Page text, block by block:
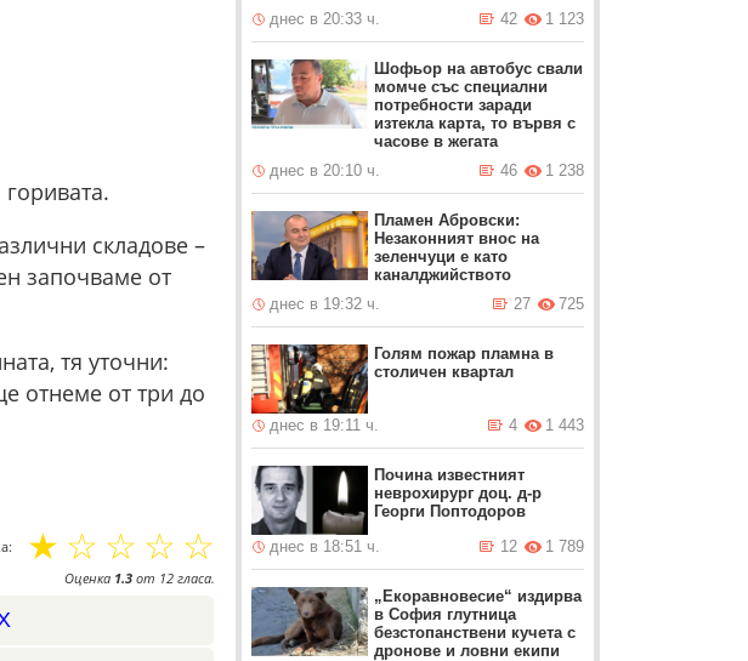
складове –
започваме от
тя уточни:
отнеме от три до
☆
☆
☆
☆
☆
Оценка 1.3от 12гласа.
днес в 20:33 ч.
1 123
42
Шофьор на автобус свали
момче със специални
потребности заради
изтекла карта, то вървя с
часове в жегата
днес в 20:10 ч.
1 238
46
Пламен Абровски:
Незаконният внос на
зеленчуци е като
каналджийството
днес в 19:32 ч.
725
27
Голям пожар пламна в
столичен квартал
днес в 19:11 ч. 1 443
4
Почина известният
неврохирург доц. д-р
Георги Поптодоров
днес в 18:51 ч.
1 789
12
„Екоравновесие“ издирва
в София глутница
безстопанствени кучета с
дронове и ловни екипи